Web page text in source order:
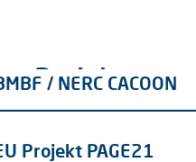
Projekte
/ NERC CACOON
Projekt PAGE21